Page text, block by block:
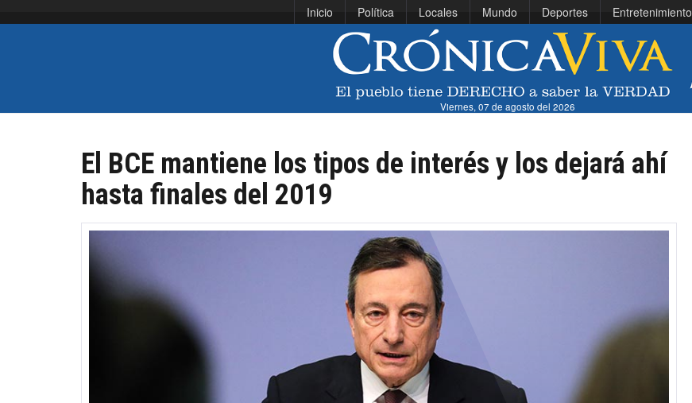
Inicio Política Locales Mundo Deportes Entretenimiento
Viernes, 07 de agosto del 2026
El BCE mantiene los tipos de interés y los dejará ahí
hasta finales del 2019